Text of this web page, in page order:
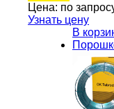
Цена: по
Узнать цену
В